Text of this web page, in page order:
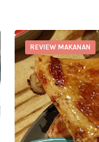
REVIEW MAKANAN